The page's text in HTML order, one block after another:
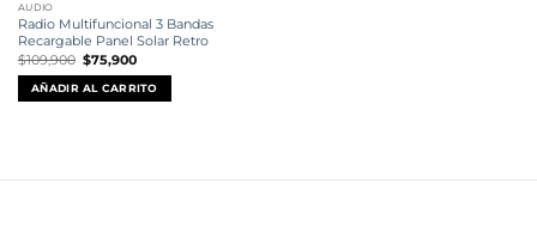
AUDIO
Radio Multifuncional 3 Bandas
Recargable Panel Solar Retro
$109,900 El
precio
original
era:
$109,900.
$75,900El
actual
es:
$75,900.
AÑADIR AL CARRITO